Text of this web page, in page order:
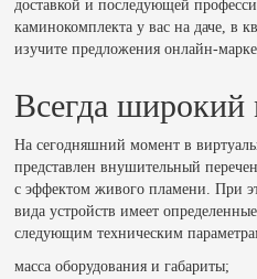
доставкой и последующей
каминокомплекта у вас на даче, в
изучите предложения онлайн-
Всегда широкий
На сегодняшний момент в
представлен внушительный
с эффектом живого пламени. При
вида устройств имеет
следующим техническим
масса оборудования и габариты;